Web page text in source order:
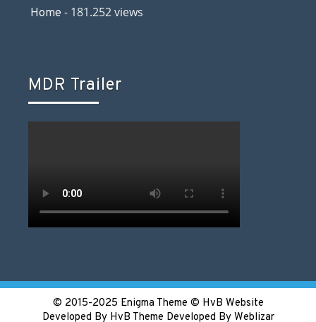
Home - 181.252 views
MDR Trailer
© 2015-2025 Enigma Theme © HvB Website
Developed By HvB Theme Developed By Weblizar